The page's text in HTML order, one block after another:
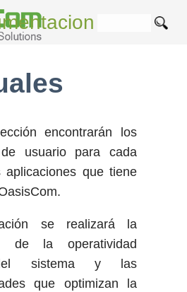
encontrarán los
usuario para cada
que tiene
se realizará la
de la operatividad
sistema y las
que optimizan la